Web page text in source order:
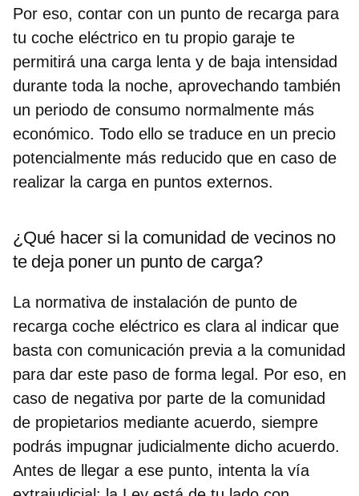
Por eso, contar con un punto de recarga para
tu coche eléctrico en tu propio garaje te
permitirá una carga lenta y de baja intensidad
durante toda la noche, aprovechando también
un periodo de consumo normalmente más
económico. Todo ello se traduce en un precio
potencialmente más reducido que en caso de
realizar la carga en puntos externos.
¿Qué hacer si la comunidad de vecinos no
te deja poner un punto de carga?
La normativa de instalación de punto de
recarga coche eléctrico es clara al indicar que
basta con comunicación previa a la comunidad
para dar este paso de forma legal. Por eso, en
caso de negativa por parte de la comunidad
de propietarios mediante acuerdo, siempre
podrás impugnar judicialmente dicho acuerdo.
Antes de llegar a ese punto, intenta la vía